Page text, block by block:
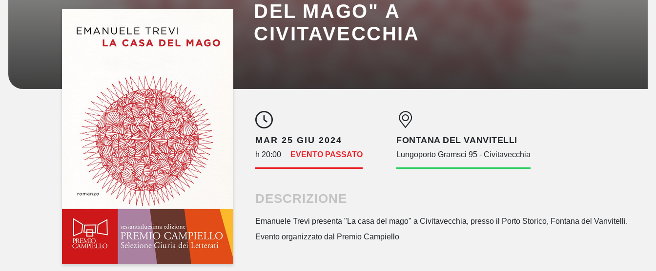
DEL MAGO" A
CIVITAVECCHIA
MAR 25 GIU 2024
h 20:00 EVENTO PASSATO
FONTANA DEL VANVITELLI
Lungoporto Gramsci 95 - Civitavecchia
DESCRIZIONE
Emanuele Trevi presenta "La casa del mago" a Civitavecchia, presso il Porto Storico, Fontana del Vanvitelli.
Evento organizzato dal Premio Campiello